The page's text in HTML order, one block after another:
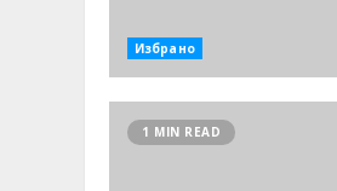
Избрано
1 MIN READ